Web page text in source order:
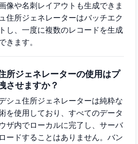
像や名刺レイアウトも生成できま
住所ジェネレーターはバッチエク
し、一度に複数のレコードを生成
きます。
所ジェネレーターの使用はプ
させますか？
シュ住所ジェネレーターは純粋な
を使用しており、すべてのデータ
ザ内でローカルに完了し、サーバ
ードすることはありません。バン